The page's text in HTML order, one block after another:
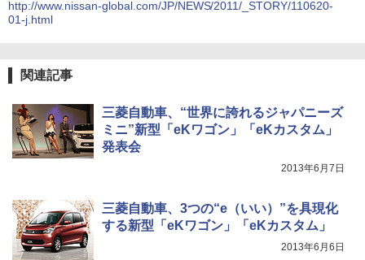
http://www.nissan-global.com/JP/NEWS/2011/_STORY/110620-
01-j.html
関連記事
三菱自動車、“世界に誇れるジャパニーズ
ミニ”新型「eKワゴン」「eKカスタム」
発表会
2013年6月7日
三菱自動車、3つの“e（いい）”を具現化
する新型「eKワゴン」「eKカスタム」
2013年6月6日